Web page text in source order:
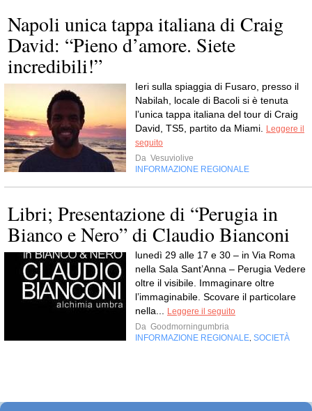
Napoli unica tappa italiana di Craig
David: “Pieno d’amore. Siete
incredibili!”
Ieri sulla spiaggia di Fusaro, presso il
Nabilah, locale di Bacoli si è tenuta
l’unica tappa italiana del tour di Craig
David, TS5, partito da Miami.
Leggere il
seguito
Da Vesuviolive
INFORMAZIONE REGIONALE
Libri; Presentazione di “Perugia in
Bianco e Nero” di Claudio Bianconi
lunedì 29 alle 17 e 30 – in Via Roma
nella Sala Sant’Anna – Perugia Vedere
oltre il visibile. Immaginare oltre
l’immaginabile. Scovare il particolare
nella...
Leggere il seguito
Da Goodmorningumbria
INFORMAZIONE REGIONALE SOCIETÀ